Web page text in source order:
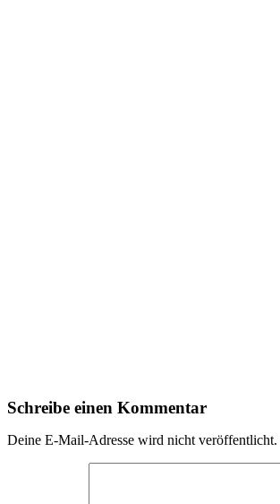
Schreibe einen Kommentar
Deine E-Mail-Adresse wird nicht veröffentlicht.